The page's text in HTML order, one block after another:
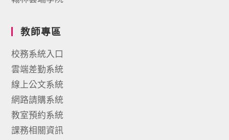
教師專區
校務系統入口
雲端差勤系統
線上公文系統
網路請購系統
教室預約系統
課務相關資訊